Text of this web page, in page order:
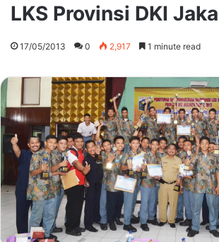
LKS Provinsi DKI
17/05/2013 0 2,917 1 minute read